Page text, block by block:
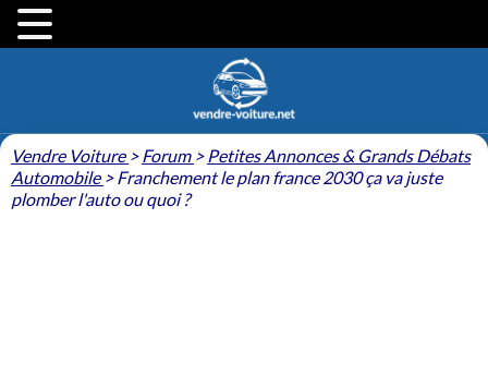
Vendre Voiture > Forum > Petites Annonces & Grands Débats
Automobile > Franchement le plan france 2030 ça va juste
plomber l'auto ou quoi ?